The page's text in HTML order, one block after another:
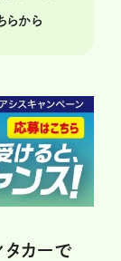
らから
カーで